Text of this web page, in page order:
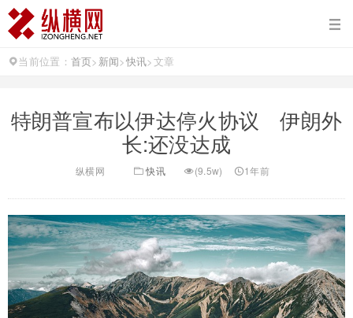
当前位置： 首页> 新闻>快讯>文章
特朗普宣布以伊达停火协议 伊朗外
长:还没达成
纵横网 快讯 (9.5w) 1年前